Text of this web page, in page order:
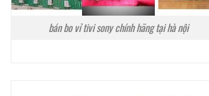
bán bo vỉ tivi sony chính hãng tại hà nội